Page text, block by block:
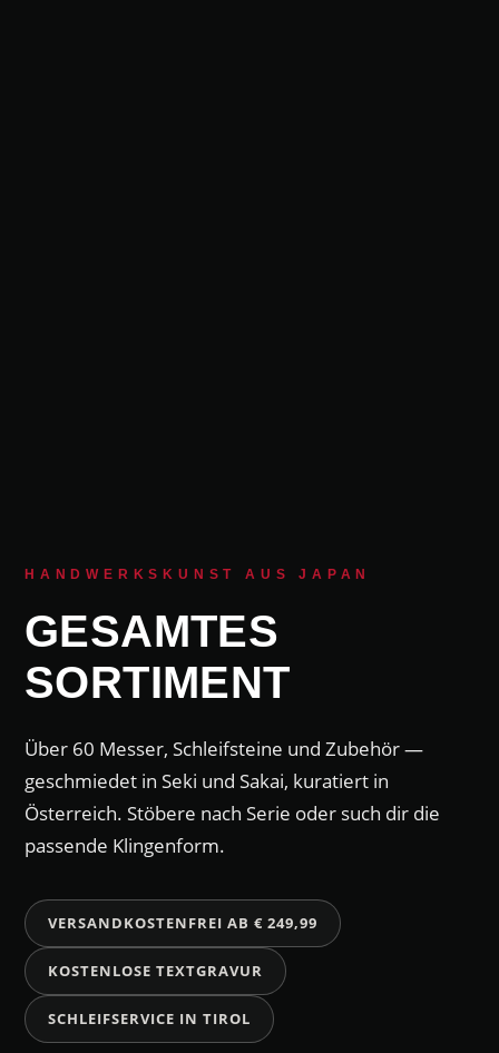
HANDWERKSKUNST AUS JAPAN
GESAMTES
SORTIMENT
Über 60 Messer, Schleifsteine und Zubehör —
geschmiedet in Seki und Sakai, kuratiert in
Österreich. Stöbere nach Serie oder such dir die
passende Klingenform.
VERSANDKOSTENFREI AB € 249,99
KOSTENLOSE TEXTGRAVUR
SCHLEIFSERVICE IN TIROL